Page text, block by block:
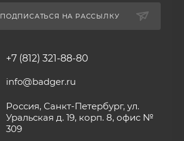
ПОДПИСАТЬСЯ НА РАССЫЛКУ
+7 (812) 321-88-80
info@badger.ru
Россия, Санкт-Петербург, ул.
Уральская д. 19, корп. 8, офис №
309